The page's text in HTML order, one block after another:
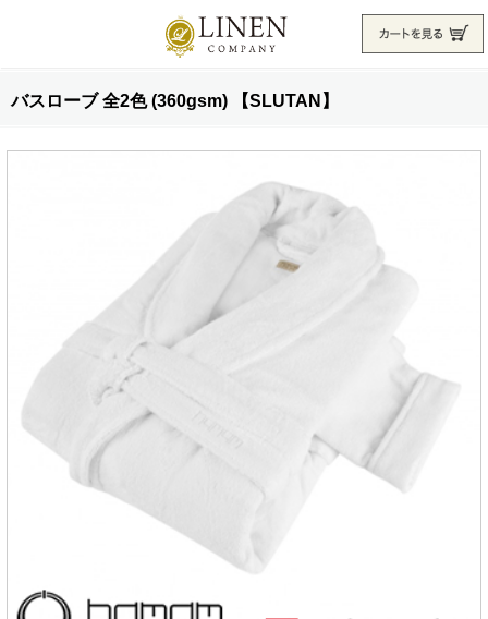
バスローブ 全2色 (360gsm) 【SLUTAN】